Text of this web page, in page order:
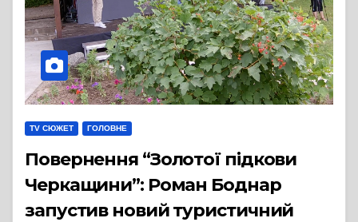
TV СЮЖЕТ ГОЛОВНЕ
Повернення “Золотої підкови
Черкащини”: Роман Боднар
запустив новий туристичний